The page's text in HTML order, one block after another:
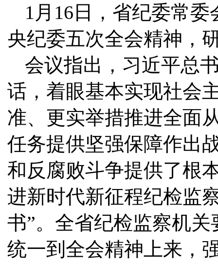
1月16日，省纪委常
央纪委五次全会精神，
会议指出，习近平总
话，着眼基本实现社会
准、更实举措推进全面
任务提供坚强保障作出
和反腐败斗争提供了根
进新时代新征程纪检监
书”。全省纪检监察机
统一到全会精神上来，